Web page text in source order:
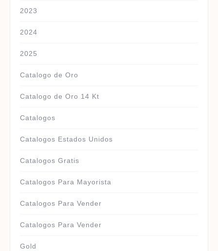
2023
2024
2025
Catalogo de Oro
Catalogo de Oro 14 Kt
Catalogos
Catalogos Estados Unidos
Catalogos Gratis
Catalogos Para Mayorista
Catalogos Para Vender
Catalogos Para Vender
Gold